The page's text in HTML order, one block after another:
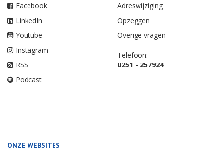
Facebook
LinkedIn
Youtube
Instagram
RSS
Podcast
Adreswijziging
Opzeggen
Overige vragen
Telefoon:
0251 - 257924
ONZE WEBSITES